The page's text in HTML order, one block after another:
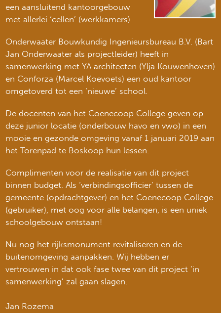
een aansluitend kantoorgebouw
met allerlei ‘cellen’ (werkkamers).
Onderwaater Bouwkundig Ingenieursbureau B.V. (Bart
Jan Onderwaater als projectleider) heeft in
samenwerking met YA architecten (Ylja Kouwenhoven)
en Conforza (Marcel Koevoets) een oud kantoor
omgetoverd tot een ‘nieuwe’ school.
De docenten van het Coenecoop College geven op
deze junior locatie (onderbouw havo en vwo) in een
mooie en gezonde omgeving vanaf 1 januari 2019 aan
het Torenpad te Boskoop hun lessen.
Complimenten voor de realisatie van dit project
binnen budget. Als ‘verbindingsofficier’ tussen de
gemeente (opdrachtgever) en het Coenecoop College
(gebruiker), met oog voor alle belangen, is een uniek
schoolgebouw ontstaan!
Nu nog het rijksmonument revitaliseren en de
buitenomgeving aanpakken. Wij hebben er
vertrouwen in dat ook fase twee van dit project ‘in
samenwerking’ zal gaan slagen.
Jan Rozema